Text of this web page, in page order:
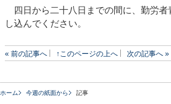
四日から二十八日までの間に、勤労
し込んでください。
« 前の記事へ ↑このページの上へ 次の記事へ »
ホーム 今週の紙面から 記事